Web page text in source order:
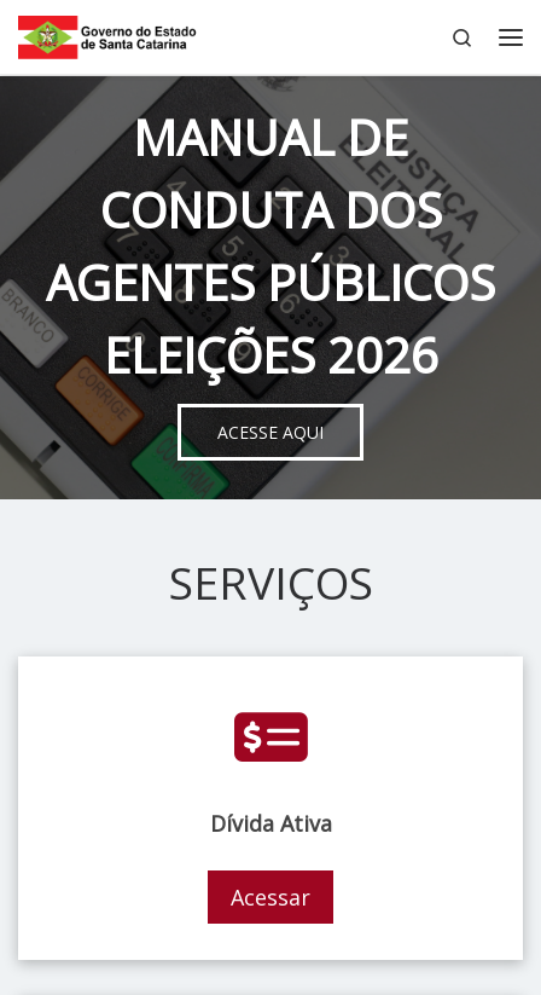
Skip to content
Search
MANUAL DE
CONDUTA DOS
AGENTES PÚBLICOS
ELEIÇÕES 2026
ACESSE AQUI
SERVIÇOS
Dívida Ativa
Acessar